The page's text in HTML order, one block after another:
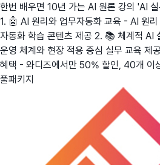
한번 배우면 10년 가는 AI 원론 강의 'AI
1. 🤖 AI 원리와 업무자동화 교육 - AI 원
자동화 학습 콘텐츠 제공 2. 📚 체계적 AI
운영 체계와 현장 적용 중심 실무 교육 제
혜택 - 와디즈에서만 50% 할인, 40개
풀패키지